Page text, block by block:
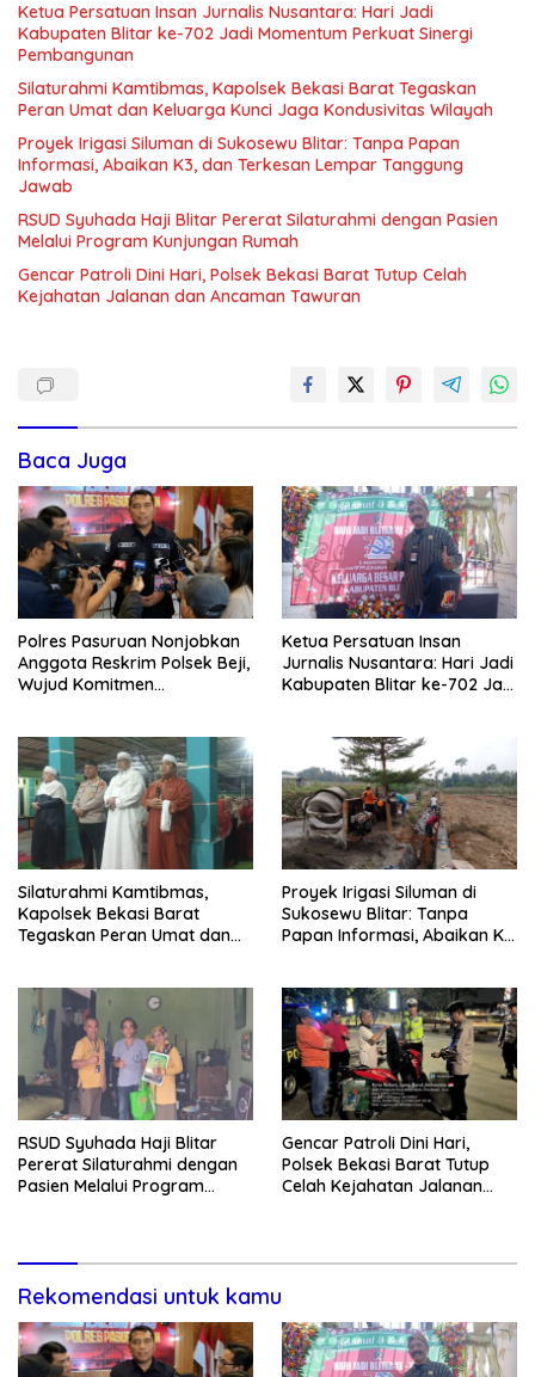
Ketua Persatuan Insan Jurnalis Nusantara: Hari Jadi
Kabupaten Blitar ke-702 Jadi Momentum Perkuat Sinergi
Pembangunan
Silaturahmi Kamtibmas, Kapolsek Bekasi Barat Tegaskan
Peran Umat dan Keluarga Kunci Jaga Kondusivitas Wilayah
Proyek Irigasi Siluman di Sukosewu Blitar: Tanpa Papan
Informasi, Abaikan K3, dan Terkesan Lempar Tanggung
Jawab
RSUD Syuhada Haji Blitar Pererat Silaturahmi dengan Pasien
Melalui Program Kunjungan Rumah
Gencar Patroli Dini Hari, Polsek Bekasi Barat Tutup Celah
Kejahatan Jalanan dan Ancaman Tawuran
Baca Juga
Polres Pasuruan Nonjobkan
Anggota Reskrim Polsek Beji,
Wujud Komitmen
Ketua Persatuan Insan
Jurnalis Nusantara: Hari Jadi
Kabupaten Blitar ke-702 Jadi
Silaturahmi Kamtibmas,
Kapolsek Bekasi Barat
Tegaskan Peran Umat dan
Proyek Irigasi Siluman di
Sukosewu Blitar: Tanpa
Papan Informasi, Abaikan K3,
RSUD Syuhada Haji Blitar
Pererat Silaturahmi dengan
Pasien Melalui Program
Gencar Patroli Dini Hari,
Polsek Bekasi Barat Tutup
Celah Kejahatan Jalanan
Rekomendasi untuk kamu